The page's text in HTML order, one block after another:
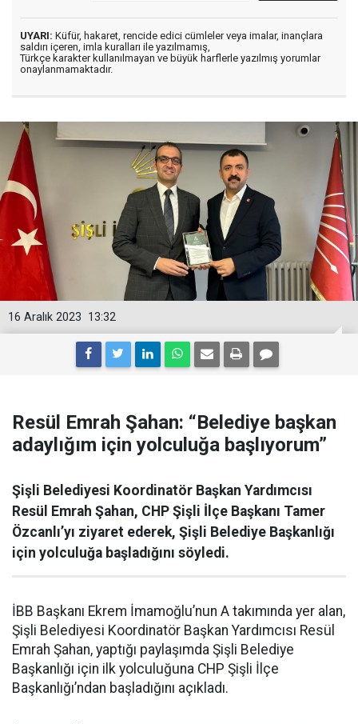
UYARI: Küfür, hakaret, rencide edici cümleler veya imalar, inançlara
saldırı içeren, imla kuralları ile yazılmamış,
Türkçe karakter kullanılmayan ve büyük harflerle yazılmış yorumlar
onaylanmamaktadır.
13:32
16 Aralık 2023
Resül Emrah Şahan: “Belediye başkan
adaylığım için yolculuğa başlıyorum”
Şişli Belediyesi Koordinatör Başkan Yardımcısı
Resül Emrah Şahan, CHP Şişli İlçe Başkanı Tamer
Özcanlı’yı ziyaret ederek, Şişli Belediye Başkanlığı
için yolculuğa başladığını söyledi.
İBB Başkanı Ekrem İmamoğlu’nun A takımında yer alan,
Şişli Belediyesi Koordinatör Başkan Yardımcısı Resül
Emrah Şahan, yaptığı paylaşımda Şişli Belediye
Başkanlığı için ilk yolculuğuna CHP Şişli İlçe
Başkanlığı’ndan başladığını açıkladı.